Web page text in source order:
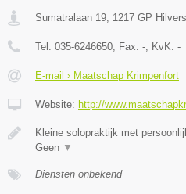
Sumatralaan 19 1217 GP
Tel: 035-6246650 , Fax: - , KvK: -
E-mail › Maatschap Krimpenfort
Website: http://
Kleine solopraktijk met
Geen ▼
Diensten onbekend